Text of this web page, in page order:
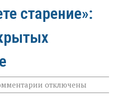
старение»:
к
записи
отключены